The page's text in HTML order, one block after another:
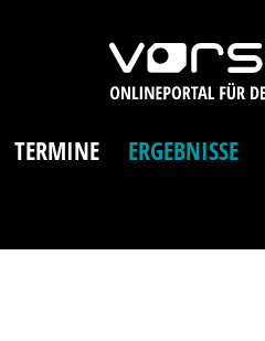
TERMINE ERGEBNISSE